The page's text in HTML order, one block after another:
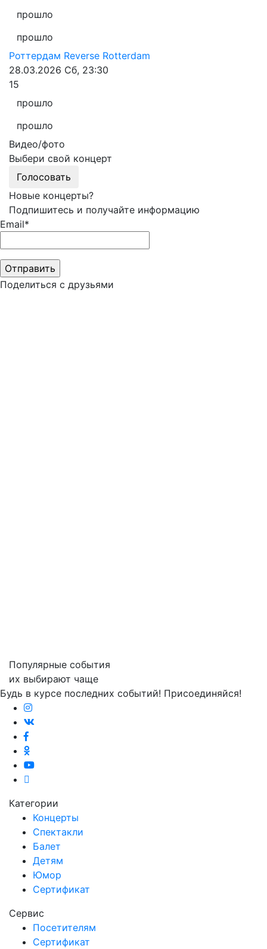
прошло
прошло
Роттердам Reverse Rotterdam
28.03.2026 Сб, 23:30
15
прошло
прошло
Видео/фото
Выбери свой концерт
Голосовать
Новые концерты?
Подпишитесь и получайте информацию
Email*
Поделиться с друзьями
Популярные события
их выбирают чаще
Будь в курсе последних событий! Присоединяйся!
Категории
Концерты
Спектакли
Балет
Детям
Юмор
Сертификат
Сервис
Посетителям
Сертификат